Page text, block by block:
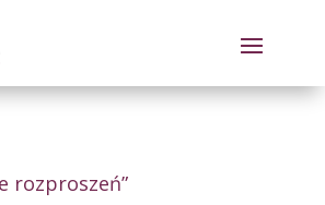
rozproszeń”